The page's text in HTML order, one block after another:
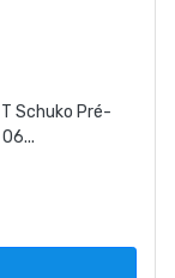
Schuko Pré-